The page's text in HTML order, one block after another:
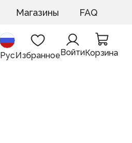
Магазины FAQ
РусИзбранноеВойтиКорзина